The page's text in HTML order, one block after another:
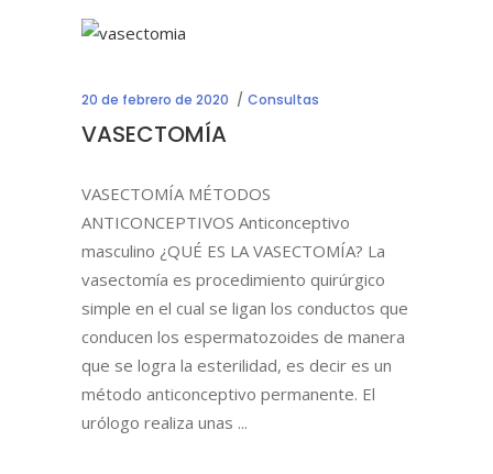
20 de febrero de 2020 Consultas
VASECTOMÍA
VASECTOMÍA MÉTODOS
ANTICONCEPTIVOS Anticonceptivo
masculino ¿QUÉ ES LA VASECTOMÍA? La
vasectomía es procedimiento quirúrgico
simple en el cual se ligan los conductos que
conducen los espermatozoides de manera
que se logra la esterilidad, es decir es un
método anticonceptivo permanente. El
urólogo realiza unas